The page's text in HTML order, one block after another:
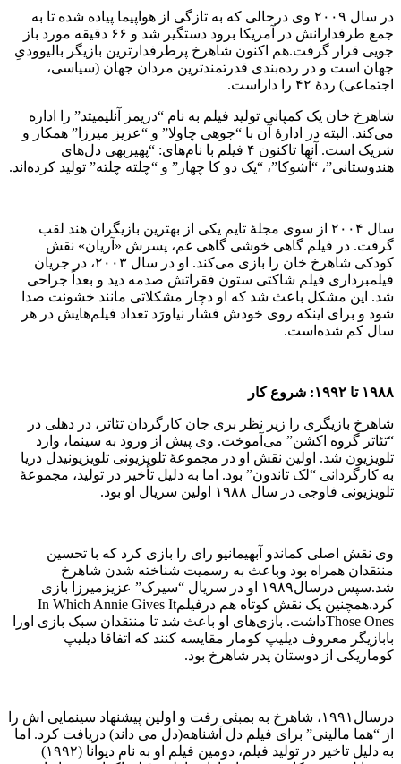
در سال ۲۰۰۹ وی درحالی که به تازگی از هواپیما پیاده شده تا به
جمع طرفدارانش در آمریکا برود دستگیر شد و ۶۶ دقیقه مورد باز
جویی قرار گرفت.هم اکنون شاهرخ پرطرفدارترین بازیگر بالیوودیِ
جهان است و در رده‌بندی قدرتمندترین مردان جهان (سیاسی،
اجتماعی) ردهٔ ۴۲ را داراست.
شاهرخ خان یک کمپانی تولید فیلم به نام “دریمز آنلیمیتد” را اداره
می‌کند. البته در ادارهٔ آن با “جوهی چاولا” و “عزیز میرزا” همکار و
شریک است. آنها تاکنون ۴ فیلم با نام‌های: “پهیربهی دل‌های
هندوستانی”، “آشوکا”، “یک دو کا چهار” و “چلته چلته” تولید کرده‌اند.
سال ۲۰۰۴ از سوی مجلهٔ تایم یکی از بهترین بازیگران هند لقب
گرفت. در فیلم گاهی خوشی گاهی غم، پسرش «آریان» نقش
کودکی شاهرخ خان را بازی می‌کند. او در سال ۲۰۰۳، در جریان
فیلمبرداری فیلم شاکتی ستون فقراتش صدمه دید و بعداً جراحی
شد. این مشکل باعث شد که او دچار مشکلاتی مانند خشونت صدا
شود و برای اینکه روی خودش فشار نیاورَد تعداد فیلم‌هایش در هر
سال کم شده‌است.
۱۹۸۸ تا ۱۹۹۲: شروع کار
شاهرخ بازیگری را زیر نظر بری جان کارگردان تئاتر، در دهلی در
“تئاتر گروه اکشن” می‌آموخت. وی پیش از ورود به سینما، وارد
تلویزیون شد. اولین نقش او در مجموعهٔ تلویزیونی تلویزیونیدل دریا
به کارگردانی “لک تاندون” بود. اما به دلیل تأخیر در تولید، مجموعهٔ
تلویزیونی فاوجی در سال ۱۹۸۸ اولین سریال او بود.
وی نقش اصلی کماندو آبهیمانیو رای را بازی کرد که با تحسین
منتقدان همراه بود وباعث به رسمیت شناخته شدن شاهرخ
شد.سپس درسال۱۹۸۹ او در سریال “سیرک” عزیزمیرزا بازی
کرد.همچنین یک نقش کوتاه هم درفیلمIn Which Annie Gives It
Those Onesداشت. بازی‌های او باعث شد تا منتقدان سبک بازی اورا
بابازیگر معروف دیلیپ کومار مقایسه کنند که اتفاقا دیلیپ
کوماریکی از دوستان پدر شاهرخ بود.
درسال۱۹۹۱، شاهرخ به بمبئی رفت و اولین پیشنهاد سینمایی اش را
از “هما مالینی” برای فیلم دل آشناهه(دل می داند) دریافت کرد. اما
به دلیل تاخیر در تولید فیلم، دومین فیلم او به نام دیوانا (۱۹۹۲)